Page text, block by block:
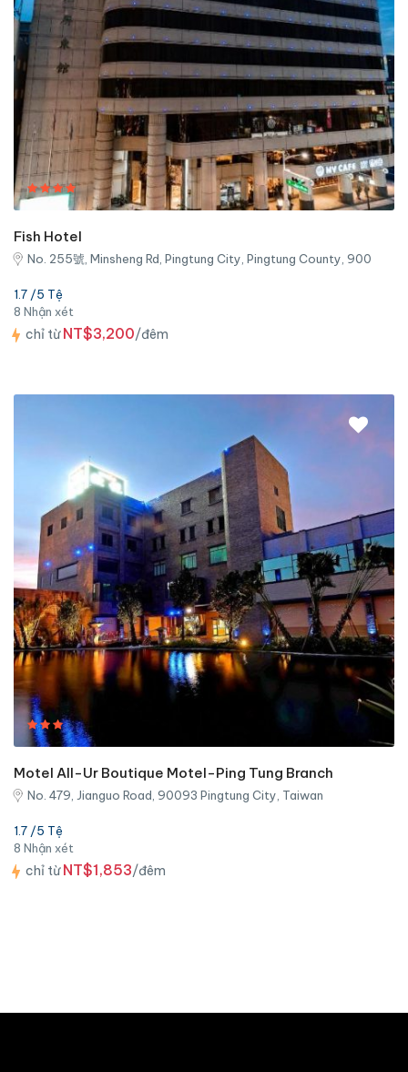
Fish Hotel
No. 255號, Minsheng Rd, Pingtung City, Pingtung County, 900
1.7 /5 Tệ
8 Nhận xét
chỉ từNT$3,200/đêm
Motel All-Ur Boutique Motel-Ping Tung Branch
No. 479, Jianguo Road, 90093 Pingtung City, Taiwan
1.7 /5 Tệ
8 Nhận xét
chỉ từNT$1,853/đêm